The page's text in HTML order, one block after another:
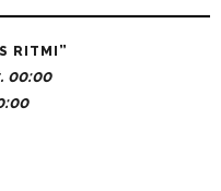
RITMI”
00:00